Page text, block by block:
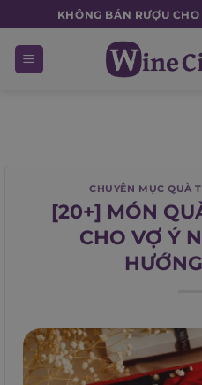
to
content
KHÔNG BÁN RƯỢU
CHUYÊN MỤC QUÀ
[20+] MÓN
CHO VỢ Ý